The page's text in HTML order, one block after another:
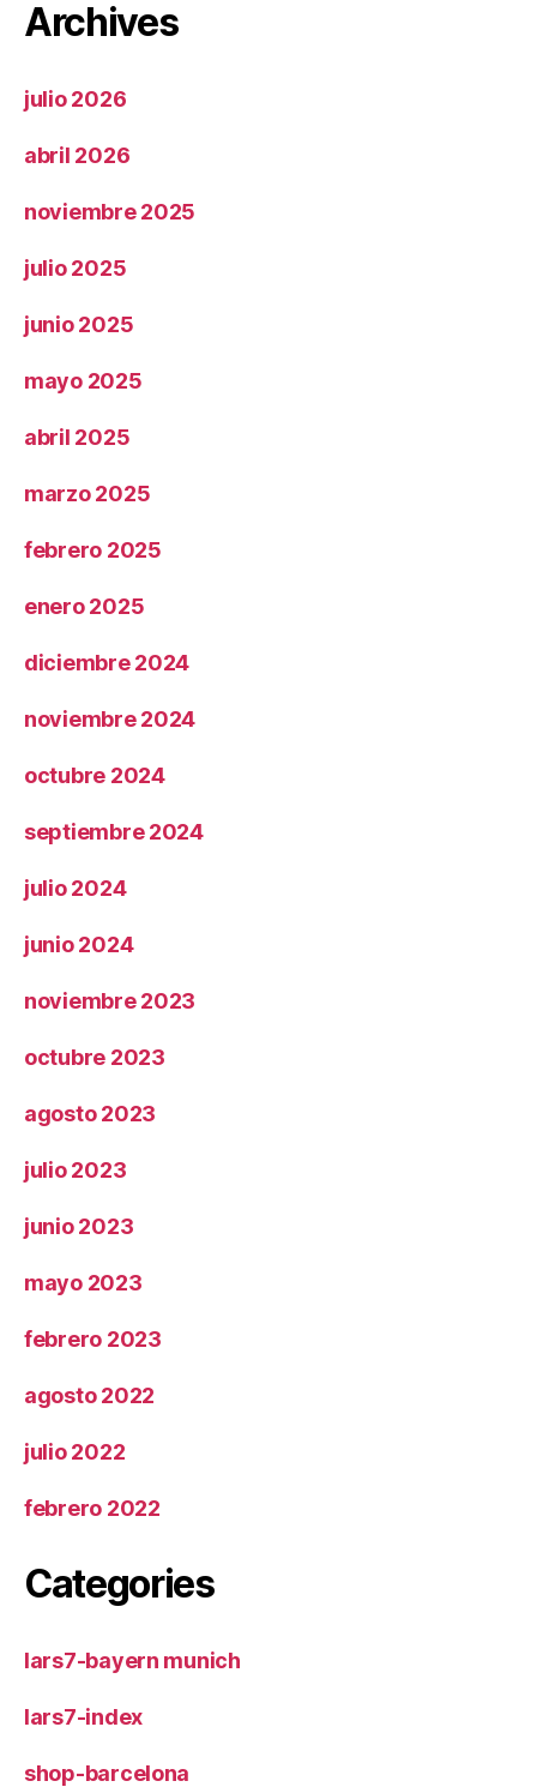
Archives
julio 2026
abril 2026
noviembre 2025
julio 2025
junio 2025
mayo 2025
abril 2025
marzo 2025
febrero 2025
enero 2025
diciembre 2024
noviembre 2024
octubre 2024
septiembre 2024
julio 2024
junio 2024
noviembre 2023
octubre 2023
agosto 2023
julio 2023
junio 2023
mayo 2023
febrero 2023
agosto 2022
julio 2022
febrero 2022
Categories
lars7-bayern munich
lars7-index
shop-barcelona